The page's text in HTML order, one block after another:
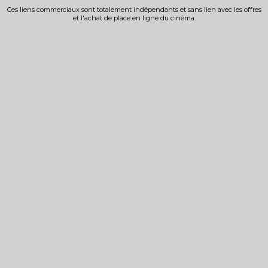
Ces liens commerciaux sont totalement indépendants et sans lien avec les offres
et l'achat de place en ligne du cinéma.